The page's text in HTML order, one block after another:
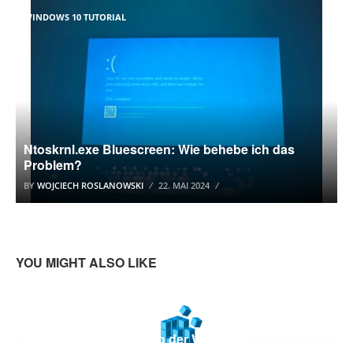
WINDOWS 10 TUTORIAL
Ntoskrnl.exe Bluescreen: Wie behebe ich das
Problem?
BY WOJCIECH ROSLANOWSKI 22. MAI 2024
YOU MIGHT ALSO LIKE
Windows 10: Sicherung der Windows-